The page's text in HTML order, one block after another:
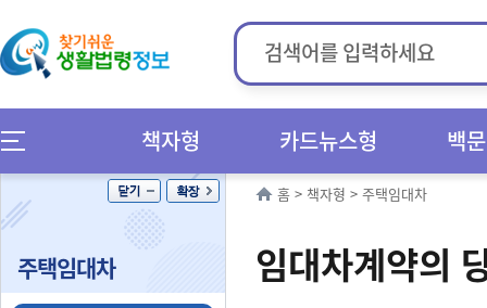
책자형 카드뉴스형 백
주택임대차
홈 > 책자형 > 주택임대차
임대차계약의